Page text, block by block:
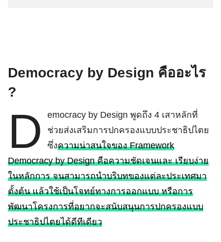
Democracy by Design คืออะไร
?
D
emocracy by Design พูดถึง 4 เสาหลักที่
ช่วยส่งเสริมการปกครองแบบประชาธิปไตย
ซึ่งความน่าสนใจของ Framework
Democracy by Design คือความชัดเจนและ เรียบง่าย
ในหลักการ จนสามารถนำบริบทของแต่ละประเทศมา
ตั้งต้น แล้วใช้เป็นโจทย์ทางการออกแบบ หรือการ
พัฒนาโครงการที่อยากจะสนับสนุนการปกครองแบบ
ประชาธิปไตยได้ดีทีเดียว